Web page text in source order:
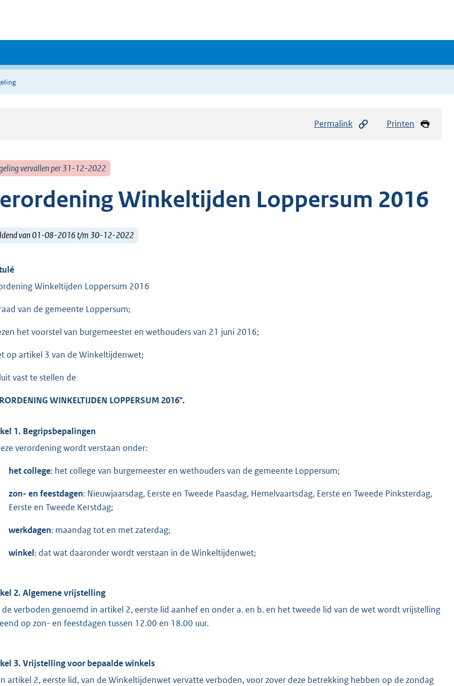
Permalink Printen
vervallen per 31-12-2022
Winkeltijden Loppersum 2016
van 01-08-2016 t/m 30-12-2022
Winkeltijden Loppersum 2016
van de gemeente Loppersum;
het voorstel van burgemeester en wethouders van 21 juni 2016;
op artikel 3 van de Winkeltijdenwet;
vast te stellen de
ING WINKELTIJDEN LOPPERSUM 2016".
1. Begripsbepalingen
verordening wordt verstaan onder:
het college: het college van burgemeester en wethouders van de gemeente Loppersum;
zon- en feestdagen: Nieuwjaarsdag, Eerste en Tweede Paasdag, Hemelvaartsdag, Eerste en Tweede Pinksterdag,
Eerste en Tweede Kerstdag;
werkdagen: maandag tot en met zaterdag;
winkel: dat wat daaronder wordt verstaan in de Winkeltijdenwet;
2. Algemene vrijstelling
de verboden genoemd in artikel 2, eerste lid aanhef en onder a. en b. en het tweede lid van de wet wordt vrijstelling
op zon- en feestdagen tussen 12.00 en 18.00 uur.
3. Vrijstelling voor bepaalde winkels
artikel 2, eerste lid, van de Winkeltijdenwet vervatte verboden, voor zover deze betrekking hebben op de zondag